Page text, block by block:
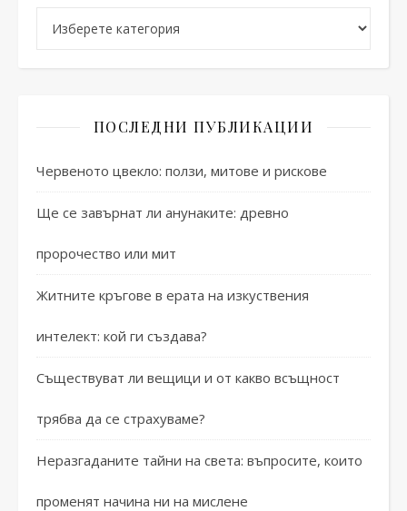
ПОСЛЕДНИ ПУБЛИКАЦИИ
Червеното цвекло: ползи, митове и рискове
Ще се завърнат ли анунаките: древно
пророчество или мит
Житните кръгове в ерата на изкуствения
интелект: кой ги създава?
Съществуват ли вещици и от какво всъщност
трябва да се страхуваме?
Неразгаданите тайни на света: въпросите, които
променят начина ни на мислене